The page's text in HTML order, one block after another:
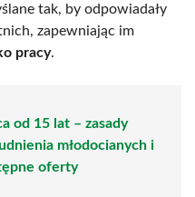
tak, by odpowiadały
zapewniając im
pracy.
od 15 lat – zasady
młodocianych i
oferty